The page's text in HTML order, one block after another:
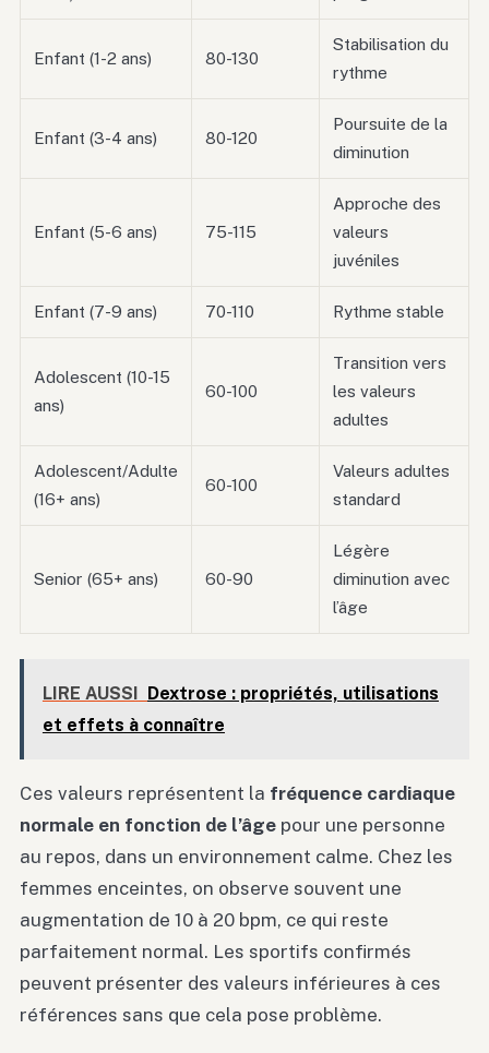
Enfant (1-2 ans) 80-130
Stabilisation du
rythme
Enfant (3-4 ans) 80-120
Poursuite de la
diminution
Enfant (5-6 ans) 75-115
Approche des
valeurs
juvéniles
Enfant (7-9 ans) 70-110 Rythme stable
Adolescent (10-15
ans)
60-100
Transition vers
les valeurs
adultes
Adolescent/Adulte
(16+ ans)
60-100
Valeurs adultes
standard
Senior (65+ ans) 60-90
Légère
diminution avec
l’âge
LIRE AUSSI Dextrose : propriétés, utilisations
et effets à connaître
Ces valeurs représentent la fréquence cardiaque
normale en fonction de l’âge pour une personne
au repos, dans un environnement calme. Chez les
femmes enceintes, on observe souvent une
augmentation de 10 à 20 bpm, ce qui reste
parfaitement normal. Les sportifs confirmés
peuvent présenter des valeurs inférieures à ces
références sans que cela pose problème.